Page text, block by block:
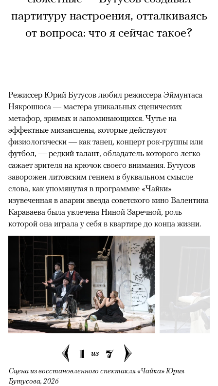
партитуру настроения, отталкиваясь
от вопроса: что я сейчас такое?
Режиссер Юрий Бутусов любил режиссера Эймунтаса
Някрошюса — мастера уникальных сценических
метафор, зримых и запоминающихся. Чутье на
эффектные мизансцены, которые действуют
физиологически — как танец, концерт рок-группы или
футбол, — редкий талант, обладатель которого легко
сажает зрителя на крючок своего внимания. Бутусов
заворожен литовским гением в буквальном смысле
слова, как упомянутая в программке «Чайки»
изувеченная в аварии звезда советского кино Валентина
Караваева была увлечена Ниной Заречной, роль
которой она играла у себя в квартире до конца жизни.
1 из 7
Сцена из восстановленного спектакля «Чайка» Юрия
Бутусова, 2026